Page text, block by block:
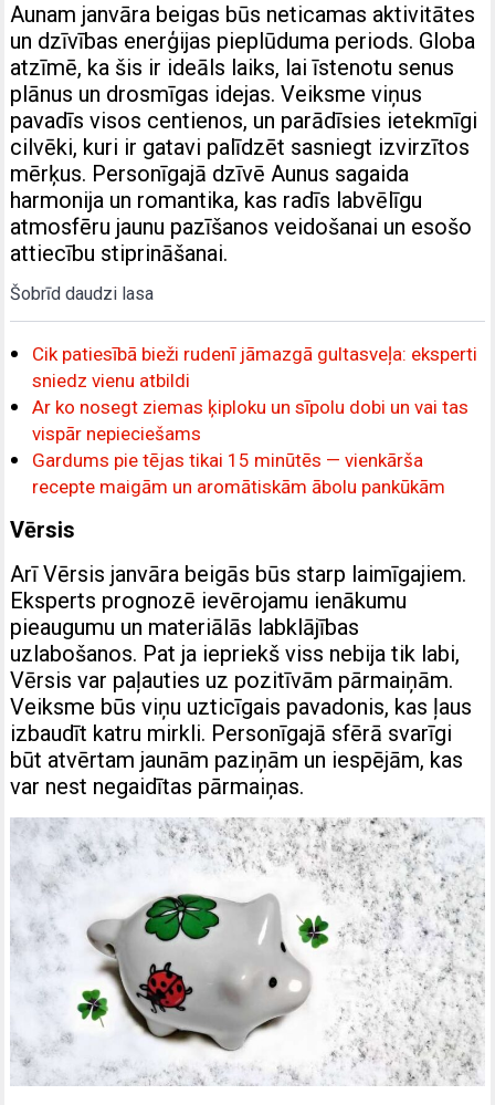
Aunam janvāra beigas būs neticamas aktivitātes
un dzīvības enerģijas pieplūduma periods. Globa
atzīmē, ka šis ir ideāls laiks, lai īstenotu senus
plānus un drosmīgas idejas. Veiksme viņus
pavadīs visos centienos, un parādīsies ietekmīgi
cilvēki, kuri ir gatavi palīdzēt sasniegt izvirzītos
mērķus. Personīgajā dzīvē Aunus sagaida
harmonija un romantika, kas radīs labvēlīgu
atmosfēru jaunu pazīšanos veidošanai un esošo
attiecību stiprināšanai.
Šobrīd daudzi lasa
Cik patiesībā bieži rudenī jāmazgā gultasveļa: eksperti
sniedz vienu atbildi
Ar ko nosegt ziemas ķiploku un sīpolu dobi un vai tas
vispār nepieciešams
Gardums pie tējas tikai 15 minūtēs — vienkārša
recepte maigām un aromātiskām ābolu pankūkām
Vērsis
Arī Vērsis janvāra beigās būs starp laimīgajiem.
Eksperts prognozē ievērojamu ienākumu
pieaugumu un materiālās labklājības
uzlabošanos. Pat ja iepriekš viss nebija tik labi,
Vērsis var paļauties uz pozitīvām pārmaiņām.
Veiksme būs viņu uzticīgais pavadonis, kas ļaus
izbaudīt katru mirkli. Personīgajā sfērā svarīgi
būt atvērtam jaunām paziņām un iespējām, kas
var nest negaidītas pārmaiņas.